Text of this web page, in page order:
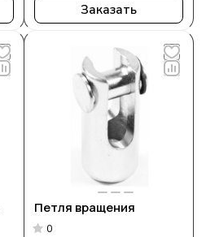
Заказать
Петля вращения
0